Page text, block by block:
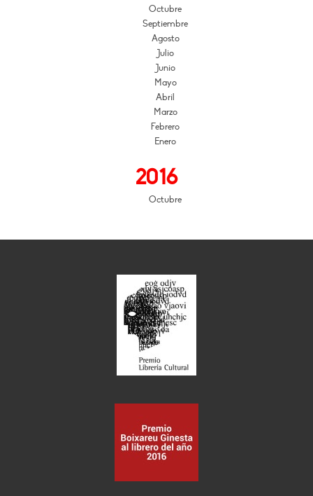
Octubre
Septiembre
Agosto
Julio
Junio
Mayo
Abril
Marzo
Febrero
Enero
2016
Octubre